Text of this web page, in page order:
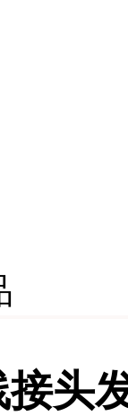
头